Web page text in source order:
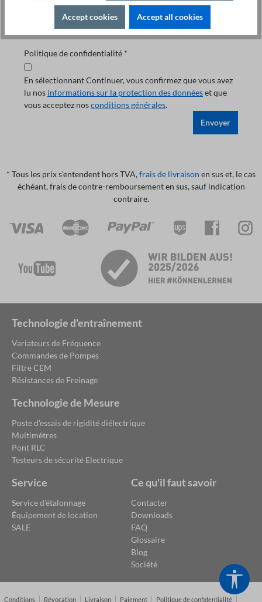
Politique de confidentialité *
En sélectionnant Continuer, vous confirmez que vous avez
lu nos informations sur la protection des donnéeset que
vous acceptez nosconditions générales.
Envoyer
* Tous les prix s'entendent hors TVA, frais de livraison en sus et, le cas
échéant, frais de contre-remboursement en sus, sauf indication
contraire.
Technologie d'entraînement
Variateurs de Fréquence
Commandes de Pompes
Filtre CEM
Résistances de Freinage
Technologie de Mesure
Poste d'essais de rigidité diélectrique
Multimètres
Pont RLC
Testeurs de sécurité Electrique
Service
Service d'étalonnage
Équipement de location
SALE
Ce qu'il faut savoir
Contacter
Downloads
FAQ
Glossaire
Blog
Société
Conditions Révocation Livraison Paiement Politique de confidentialité
Accept cookies Accept all cookies